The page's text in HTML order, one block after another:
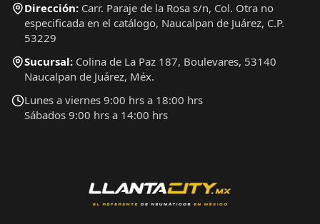
Dirección: Carr. Paraje de la Rosa s/n, Col. Otra no
especificada en el catálogo, Naucalpan de Juárez, C.P.
53229
Sucursal: Colina de La Paz 187, Boulevares, 53140
Naucalpan de Juárez, Méx.
Lunes a viernes 9:00 hrs a 18:00 hrs
Sábados 9:00 hrs a 14:00 hrs